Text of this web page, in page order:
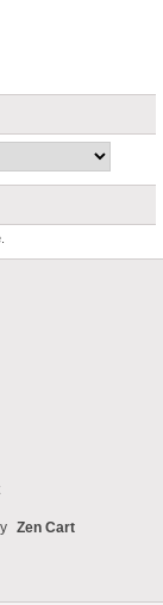
Zen Cart